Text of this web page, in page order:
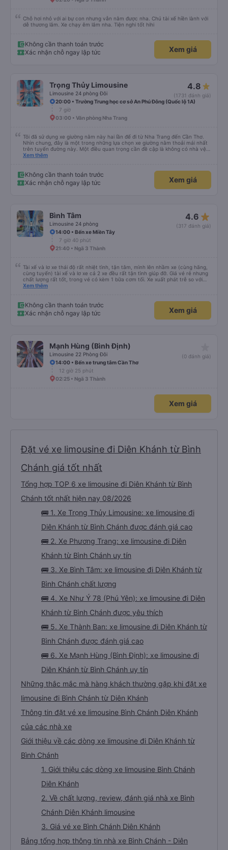
Chỗ hơi nhỏ với ai bự con nhưng vẫn nằm được nha. Chú tài xế hiền lành với
dễ thương lắm. Xe chạy êm lắm nha. Tiện nghi tốt hihi
Không cần thanh toán trước
Xác nhận chỗ ngay lập tức
Xem giá
Trọng Thủy Limousine
Limousine 24 phòng Đôi
4.8
(1731 đánh giá)
20:00 • Trường Trung học cơ sở An Phú Đông (Quốc lộ 1A)
7 giờ
03:00 • Văn phòng Nha Trang
Tôi đã sử dụng xe giường nằm này hai lần để đi từ Nha Trang đến Cần Thơ.
Nhìn chung, đây là một trong những lựa chọn xe giường nằm thoải mái nhất
trên tuyến đường này. Một điều quan trọng cần đề cập là không có nhà vệ
sinh trên xe, điều này có thể gây khó chịu trên một hành trình dài xuyên
chậm khoảng một tiếng, nhưng công ty đã thông báo trước cho tôi, nên tôi
không gặp vấn đề gì. Xe khá thoải mái, có chăn và hai gối, và các tài xế lịch
sự và thân thiện. Có các điểm dừng nghỉ vào khoảng 4:00 sáng và 9:00
cho đến khoảng 8:00 sáng, điều này khá khó chịu. Có vẻ như lịch trình phụ
thuộc vào tài xế, và tôi thực sự hy vọng các điểm dừng sẽ được bố trí đều
đặn hơn trong tương lai. Nhìn chung, tôi hài lòng và sẽ tiếp tục sử dụng dịch
vụ xe buýt giường nằm của công ty này cho các chuyến công tác, vì đây
vẫn là một trong những lựa chọn xe buýt giường nằm thoải mái nhất trên
tuyến đường này. Tôi thực sự hy vọng rằng trong tương lai các tài xế sẽ
dừng xe thường xuyên theo lịch trình, đặc biệt là vì tôi dự định sẽ đi tuyến
đường này một lần nữa vào tuần tới.
Xem thêm
Không cần thanh toán trước
Xác nhận chỗ ngay lập tức
Xem giá
Bình Tâm
Limousine 24 phòng
4.6 star_rate
(317 đánh giá)
14:00 • Bến xe Miền Tây
7 giờ 40 phút
21:40 • Ngã 3 Thành
Tài xế và lơ xe thái độ rất nhiệt tình, tận tâm, mình lên nhầm xe (cùng hãng,
cùng tuyến) tài xế và lơ xe cả 2 xe đều rất tận tình giúp đỡ. Giá vé rẻ nhưng
chất lượng rất tốt, trong vé có kèm 1 bữa cơm tối. Xe xuất phát trễ so với
trên app 45p, nhưng do bão nên trời mưa rất to, có thể thông cảm được.
Xem thêm
Không cần thanh toán trước
Xác nhận chỗ ngay lập tức
Xem giá
Mạnh Hùng (Bình Định)
Limousine 22 Phòng Đôi
(0 đánh giá)
14:00 • Bến xe trung tâm Cần Thơ
12 giờ 25 phút
02:25 • Ngã 3 Thành
Xem giá
Đặt vé xe limousine đi Diên Khánh từ Bình
Chánh giá tốt nhất
Tổng hợp TOP 6 xe limousine đi Diên Khánh từ Bình
Chánh tốt nhất hiện nay 08/2026
🚌 1. Xe Trọng Thủy Limousine: xe limousine đi
Diên Khánh từ Bình Chánh được đánh giá cao
🚌 2. Xe Phương Trang: xe limousine đi Diên
Khánh từ Bình Chánh uy tín
🚌 3. Xe Bình Tâm: xe limousine đi Diên Khánh từ
Bình Chánh chất lượng
🚌 4. Xe Như Ý 78 (Phú Yên): xe limousine đi Diên
Khánh từ Bình Chánh được yêu thích
🚌 5. Xe Thành Ban: xe limousine đi Diên Khánh từ
Bình Chánh được đánh giá cao
🚌 6. Xe Mạnh Hùng (Bình Định): xe limousine đi
Diên Khánh từ Bình Chánh uy tín
Những thắc mắc mà hàng khách thường gặp khi đặt xe
limousine đi Bình Chánh từ Diên Khánh
Thông tin đặt vé xe limousine Bình Chánh Diên Khánh
của các nhà xe
Giới thiệu về các dòng xe limousine đi Diên Khánh từ
Bình Chánh
1. Giới thiệu các dòng xe limousine Bình Chánh
Diên Khánh
2. Về chất lượng, review, đánh giá nhà xe Bình
Chánh Diên Khánh limousine
3. Giá vé xe Bình Chánh Diên Khánh
Bảng tổng hợp thông tin nhà xe Bình Chánh - Diên